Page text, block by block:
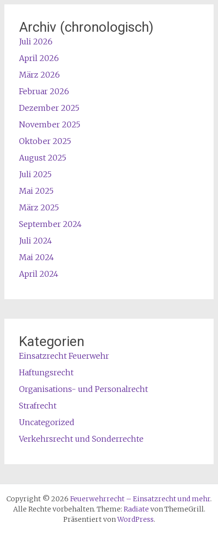
Archiv (chronologisch)
Juli 2026
April 2026
März 2026
Februar 2026
Dezember 2025
November 2025
Oktober 2025
August 2025
Juli 2025
Mai 2025
März 2025
September 2024
Juli 2024
Mai 2024
April 2024
Kategorien
Einsatzrecht Feuerwehr
Haftungsrecht
Organisations- und Personalrecht
Strafrecht
Uncategorized
Verkehrsrecht und Sonderrechte
Copyright © 2026 Feuerwehrrecht – Einsatzrecht und mehr.
Alle Rechte vorbehalten. Theme: Radiate von ThemeGrill.
Präsentiert vonWordPress.